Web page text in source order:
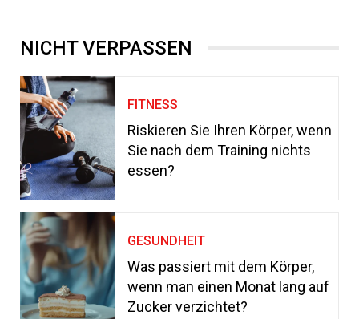
NICHT VERPASSEN
FITNESS
Riskieren Sie Ihren Körper, wenn
Sie nach dem Training nichts
essen?
GESUNDHEIT
Was passiert mit dem Körper,
wenn man einen Monat lang auf
Zucker verzichtet?